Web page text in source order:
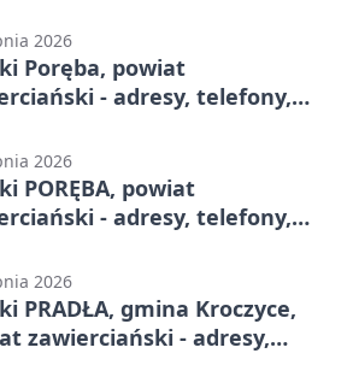
2026
Poręba, powiat
- adresy, telefony,
2026
PORĘBA, powiat
- adresy, telefony,
2026
PRADŁA, gmina Kroczyce,
zawierciański - adresy,